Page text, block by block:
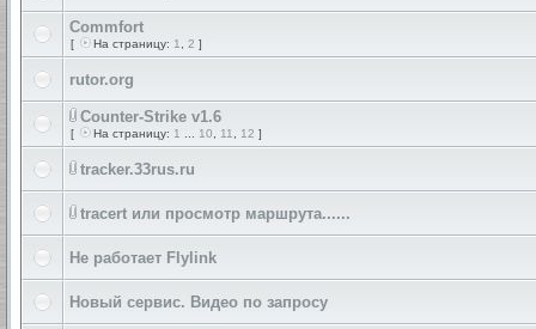
Commfort
[ На страницу: 1 2 ]
rutor.org
Counter-Strike v1.6
[ На страницу: 1 10 11 12 ]
tracker.33rus.ru
tracert или просмотр маршрута......
Не работает Flylink
Новый сервис. Видео по запросу